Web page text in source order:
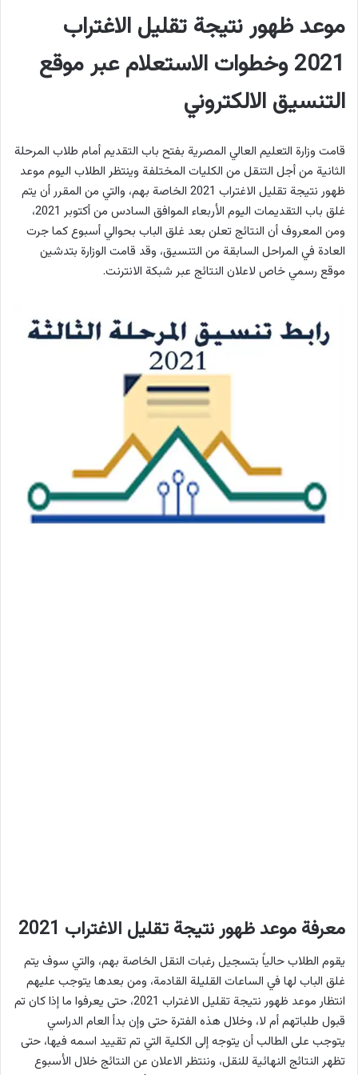
موعد ظهور نتيجة تقليل الاغتراب
2021 وخطوات الاستعلام عبر موقع
التنسيق الالكتروني
قامت وزارة التعليم العالي المصرية بفتح باب التقديم أمام طلاب المرحلة
الثانية من أجل التنقل من الكليات المختلفة وينتظر الطلاب اليوم موعد
ظهور نتيجة تقليل الاغتراب 2021 الخاصة بهم، والتي من المقرر أن يتم
غلق باب التقديمات اليوم الأربعاء الموافق السادس من أكتوبر 2021،
ومن المعروف أن النتائج تعلن بعد غلق الباب بحوالي أسبوع كما جرت
العادة في المراحل السابقة من التنسيق، وقد قامت الوزارة بتدشين
موقع رسمي خاص لاعلان النتائج عبر شبكة الانترنت.
معرفة موعد ظهور نتيجة تقليل الاغتراب 2021
يقوم الطلاب حالياً بتسجيل رغبات النقل الخاصة بهم، والتي سوف يتم
غلق الباب لها في الساعات القليلة القادمة، ومن بعدها يتوجب عليهم
انتظار موعد ظهور نتيجة تقليل الاغتراب 2021، حتى يعرفوا ما إذا كان تم
قبول طلباتهم أم لا، وخلال هذه الفترة حتى وإن بدأ العام الدراسي
يتوجب على الطالب أن يتوجه إلى الكلية التي تم تقييد اسمه فيها، حتى
تظهر النتائج النهائية للنقل، وننتظر الاعلان عن النتائج خلال الأسبوع